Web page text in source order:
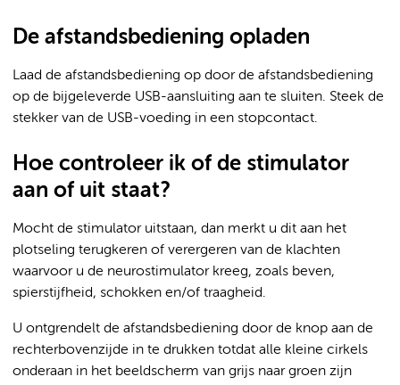
De afstandsbediening opladen
Laad de afstandsbediening op door de afstandsbediening
op de bijgeleverde USB-aansluiting aan te sluiten. Steek de
stekker van de USB-voeding in een stopcontact.
Hoe controleer ik of de stimulator
aan of uit staat?
Mocht de stimulator uitstaan, dan merkt u dit aan het
plotseling terugkeren of verergeren van de klachten
waarvoor u de neurostimulator kreeg, zoals beven,
spierstijfheid, schokken en/of traagheid.
U ontgrendelt de afstandsbediening door de knop aan de
rechterbovenzijde in te drukken totdat alle kleine cirkels
onderaan in het beeldscherm van grijs naar groen zijn